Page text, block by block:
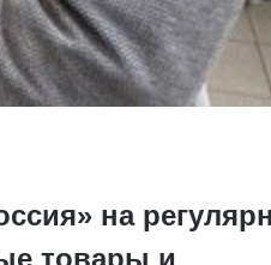
на
товары и